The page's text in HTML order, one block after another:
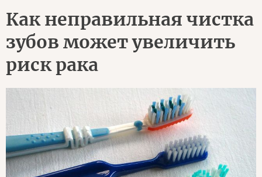
Как неправильная чистка
зубов может увеличить
риск рака